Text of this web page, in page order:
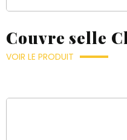
Couvre selle
VOIR LE PRODUIT